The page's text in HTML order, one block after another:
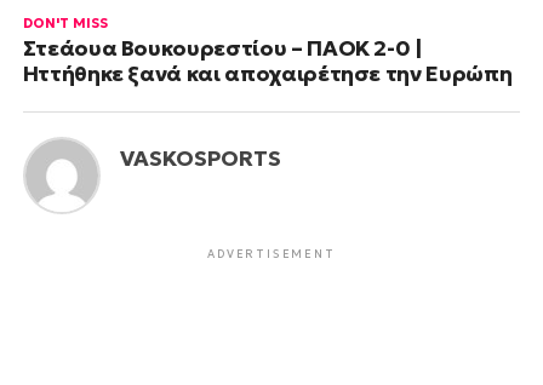
DON'T MISS
Στεάουα Βουκουρεστίου – ΠΑΟΚ 2-0 |
Ηττήθηκε ξανά και αποχαιρέτησε την Ευρώπη
VASKOSPORTS
ADVERTISEMENT